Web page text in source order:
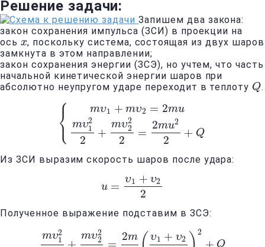
Решение задачи:
Запишем два закона:
закон сохранения импульса (ЗСИ) в проекции на
ось x
x, поскольку система, состоящая из двух шаров
замкнута в этом направлении;
закон сохранения энергии (ЗСЭ), но учтем, что часть
начальной кинетической энергии шаров при
абсолютно неупругом ударе переходит в теплоту Q
Q .
⎧
⎩
⎨ mυ1 + mυ2 = 2mu
mυ2
1
2
+
mυ2
2
2
=
2mu2
2
+ Q
{m υ1+m 2mum 2+mυ22
Из ЗСИ выразим скорость шаров после удара:
u =
υ1 + υ2
2
u= υ1+υ22
Полученное выражение подставим в ЗСЭ:
mυ2
1 +
mυ2
2 =
2m υ1 + υ2
2
+